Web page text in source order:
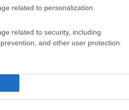
related to personalization.
related to security, including
and other user protection.
non soggetto a
politica dello Stato
Purtuttavia,
possa essere
stabilmente un
capaci di esercitare
prima che il nuovo
della personalità